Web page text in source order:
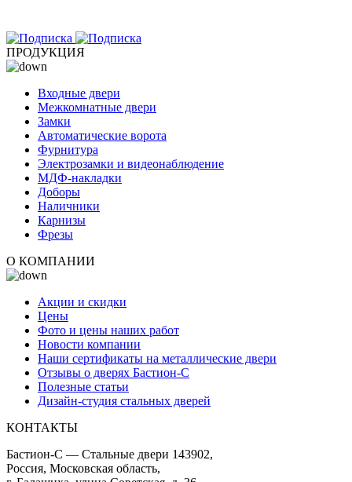
ПРОДУКЦИЯ
Входные двери
Межкомнатные двери
Замки
Автоматические ворота
Фурнитура
Электрозамки и видеонаблюдение
МДФ-накладки
Доборы
Наличники
Карнизы
Фрезы
О КОМПАНИИ
Акции и скидки
Цены
Фото и цены наших работ
Новости компании
Наши сертификаты на металлические двери
Отзывы о дверях Бастион-С
Полезные статьи
Дизайн-студия стальных дверей
КОНТАКТЫ
Бастион-С — Стальные двери 143902,
Россия, Московская область,